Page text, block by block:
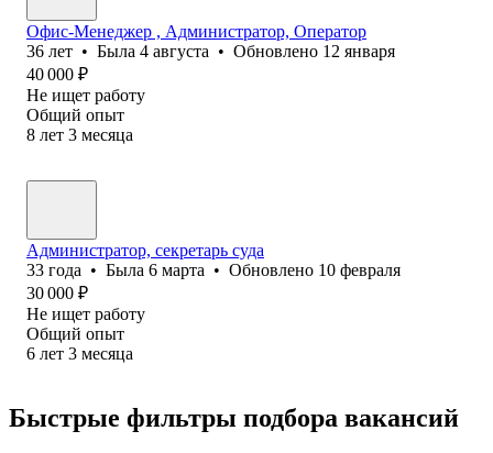
Офис-Менеджер , Администратор, Оператор
36 лет • Была 4 августа • Обновлено 12 января
40 000 ₽
Не ищет работу
Общий опыт
8 лет 3 месяца
Администратор, секретарь суда
33 года • Была 6 марта • Обновлено 10 февраля
30 000 ₽
Не ищет работу
Общий опыт
6 лет 3 месяца
Быстрые фильтры подбора вакансий